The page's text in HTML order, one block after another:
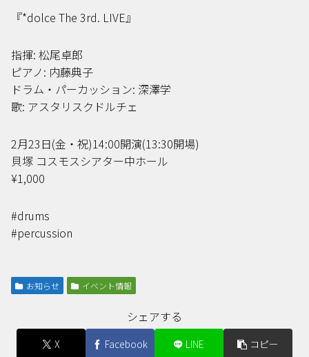
『*dolce The 3rd. LIVE』
指揮: 松尾卓郎
ピアノ: 内藤典子
ドラム・パーカッション: 深澤学
歌: アスタリスクドルチェ
2月23日(金・祝)14:00開演(13:30開場)
貝塚 コスモスシアター中ホール
¥1,000
#drums
#percussion
お知らせ イベント情報
シェアする
X Facebook LINE コピー